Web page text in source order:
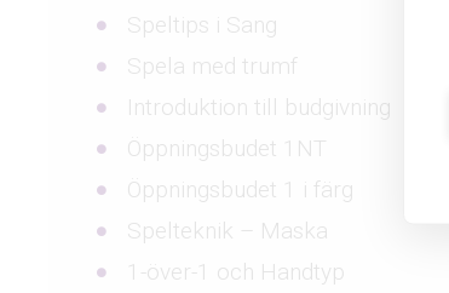
Speltips i Sang
Spela med trumf
Introduktion till budgivning
Öppningsbudet 1NT
Öppningsbudet 1 i färg
Spelteknik – Maska
1-över-1 och Handtyp